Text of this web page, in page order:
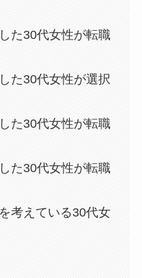
た30代女性が転職
た30代女性が選択
た30代女性が転職
た30代女性が転職
考えている30代女